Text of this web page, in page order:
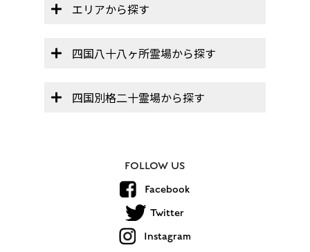
エリアから探す
四国八十八ヶ所霊場から探す
四国別格二十霊場から探す
FOLLOW US
Facebook
Twitter
Instagram